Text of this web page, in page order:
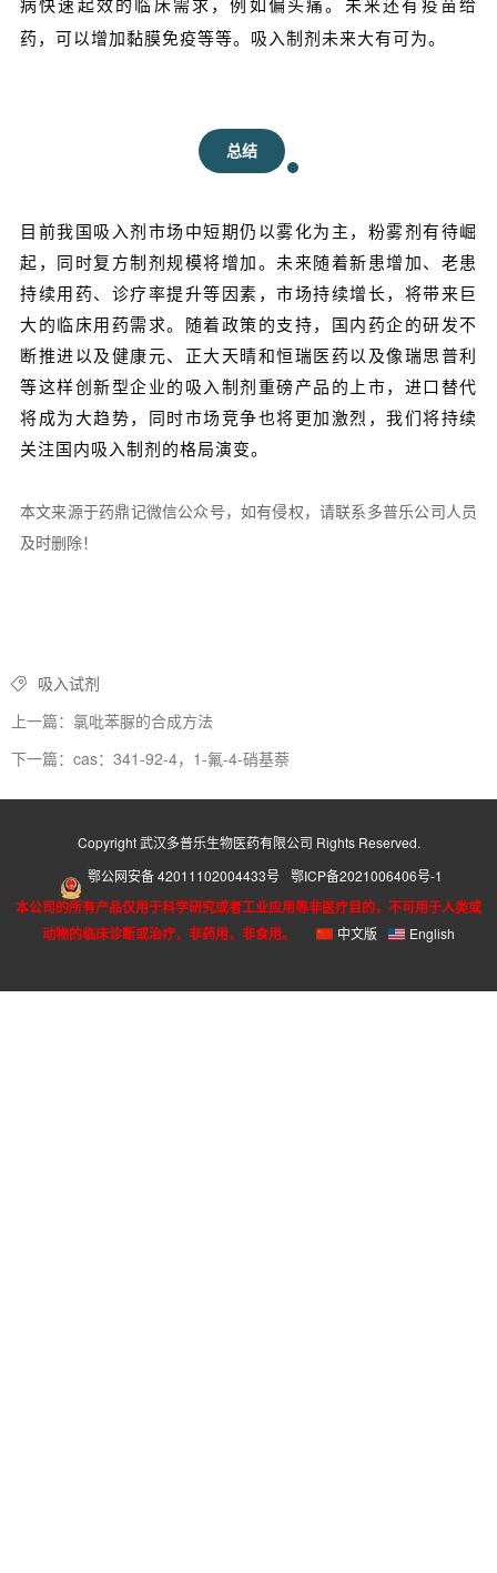
药，可以增加黏膜免疫等等。吸入制剂未来大有可为。
总结
目前我国吸入剂市场中短期仍以雾化为主，粉雾剂有待崛
起，同时复方制剂规模将增加。未来随着新患增加、老患
持续用药、诊疗率提升等因素，市场持续增长，将带来巨
大的临床用药需求。随着政策的支持，国内药企的研发不
断推进以及健康元、正大天晴和恒瑞医药以及像瑞思普利
等这样创新型企业的吸入制剂重磅产品的上市，进口替代
将成为大趋势，同时市场竞争也将更加激烈，我们将持续
关注国内吸入制剂的格局演变。
本文来源于药鼎记微信公众号，如有侵权，请联系多普乐公司人员
及时删除！
吸入试剂
上一篇：氯吡苯脲的合成方法
下一篇：cas：341-92-4，1-氟-4-硝基萘
Copyright 武汉多普乐生物医药有限公司 Rights Reserved.
鄂公网安备 42011102004433号 鄂ICP备2021006406号-1
本公司的所有产品仅用于科学研究或者工业应用等非医疗目的，不可用于人类或
动物的临床诊断或治疗，非药用，非食用。
中文版 English